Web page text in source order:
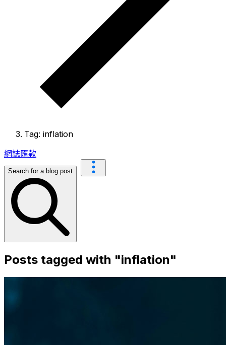
Tag: inflation
網誌匯款
Search for a blog post
Posts tagged with "inflation"